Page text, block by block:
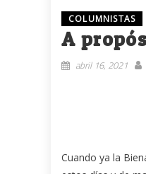
COLUMNISTAS
A
abril 16, 2021
Cuando ya la